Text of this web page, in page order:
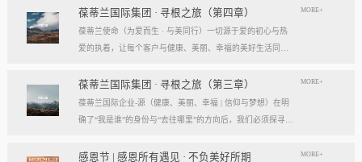
葆蒂兰国际立志成为健康产业中一个响亮的中国品牌。我们
以“为爱而生，与美同行”为使命，绘制出一幅清晰而雄心勃
勃的发展蓝图，旨在以坚实的步伐，从专业的深度走向事业
028 | 5年愿景）成为“私护健康领域的持续领跑者”· 定位： 我
葆蒂兰国际集团 · 寻根之旅（第四章）
葆蒂兰使命（为爱而生 · 与美同行）一切源于爱的初心与热
爱的执着，让每个客户与健康、美丽、幸福的美好生活同
双翼“爱的初心”与“热爱的执着”，共同构成了葆蒂兰的精神内
核与力量源泉，二者如同呼吸，一呼一吸，生生不息。爱的
初心，是我们的根脉与方向。它是最初那份纯粹的善意、利
MORE+
葆蒂兰国际集团 · 寻根之旅（第三章）
葆蒂兰国际企业-源（健康、美丽、幸福 | 信仰与梦想）在明
确了“我是谁”的身份与“去往哪里”的方向后，我们必须探寻滋
格局与能量。它，就是葆蒂兰的“源”——我们一切思想与行
MORE+
感恩节 | 感恩所有遇见 · 不负美好所期 MORE+